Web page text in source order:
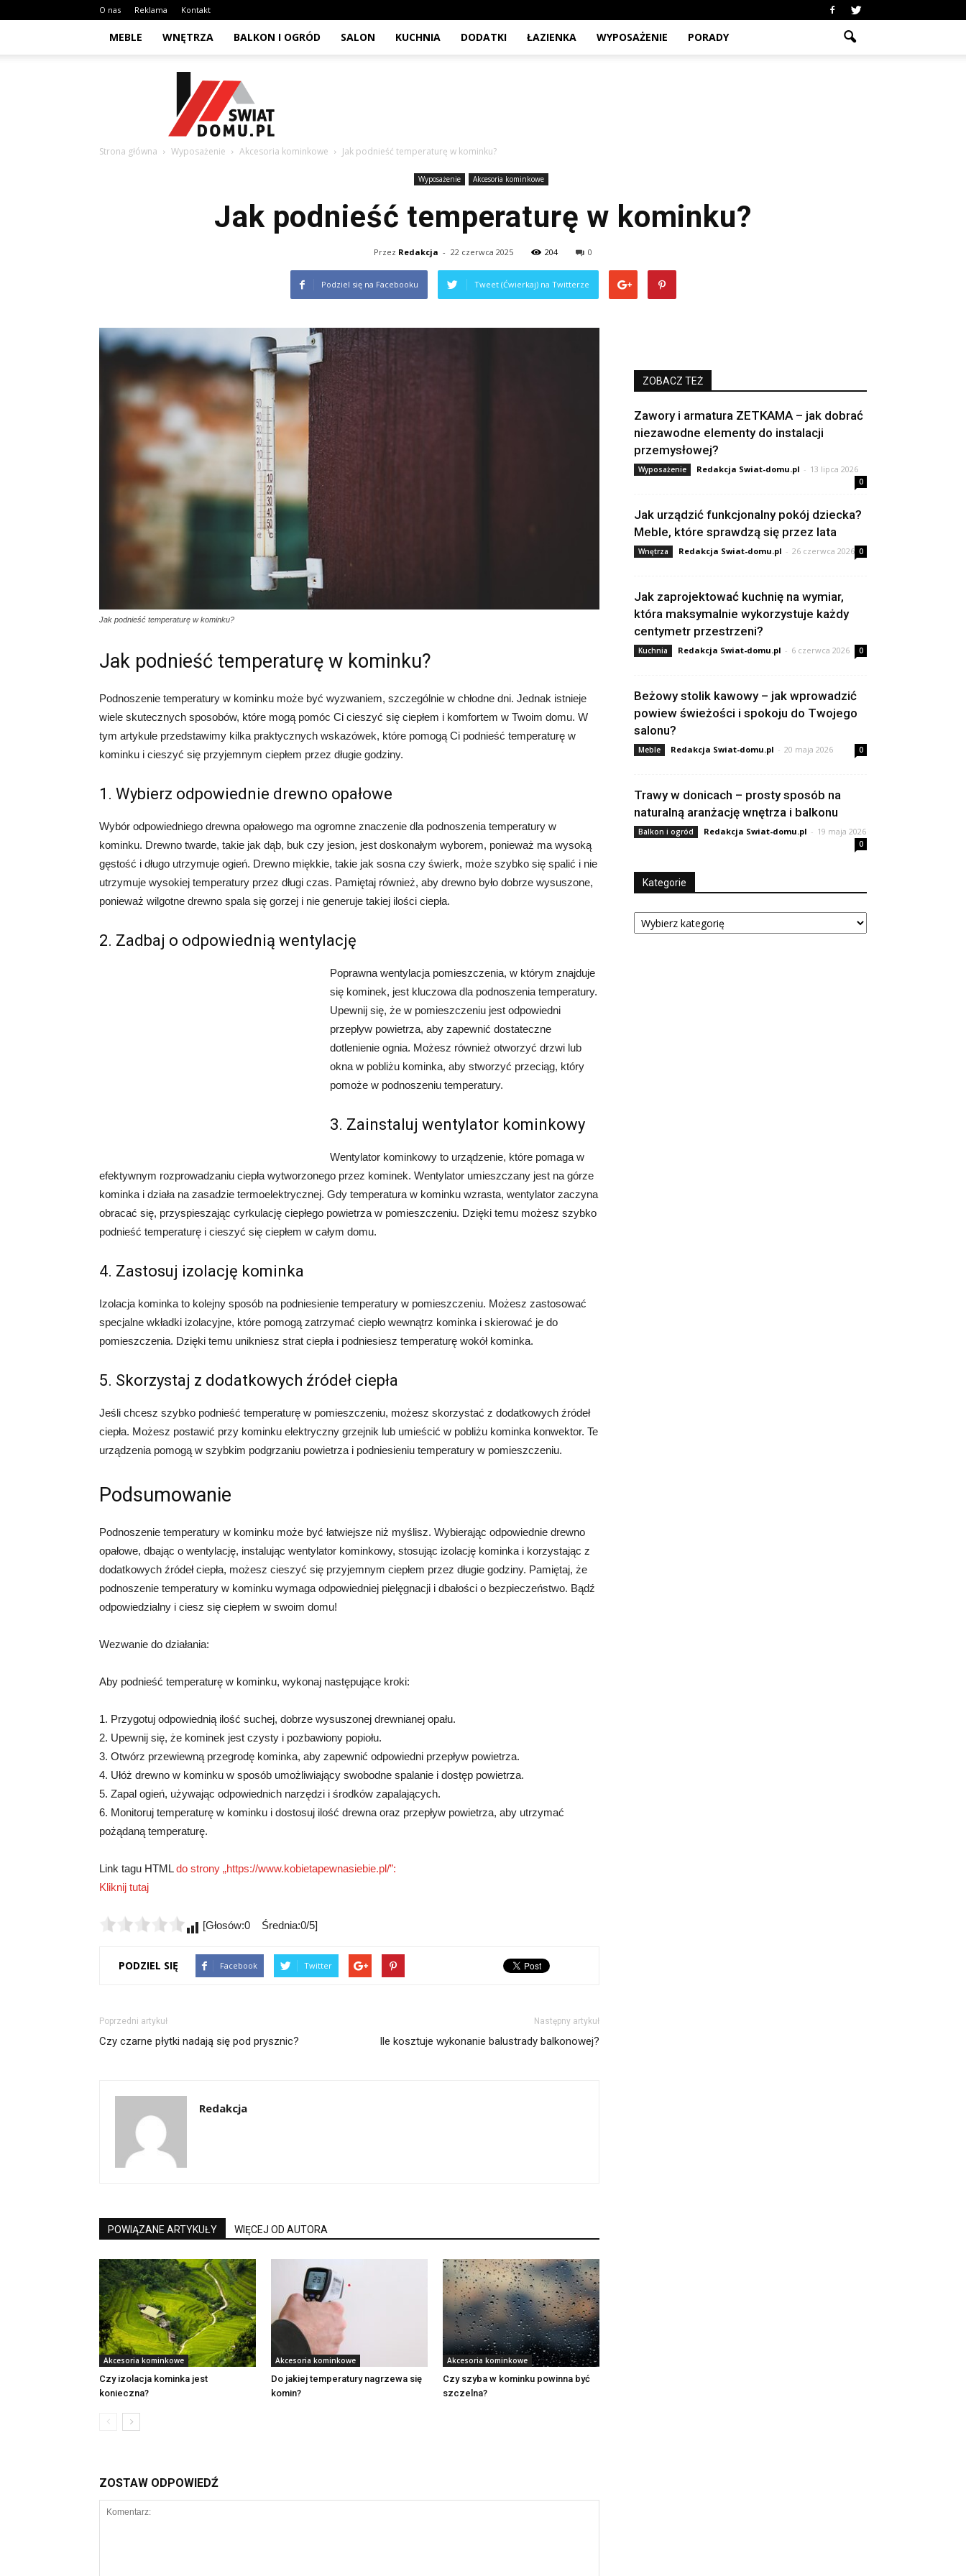
O nas Reklama Kontakt
MEBLE WNĘTRZA BALKON I OGRÓD SALON KUCHNIA DODATKI ŁAZIENKA WYPOSAŻENIE PORADY
Strona główna Wyposażenie Akcesoria kominkowe Jak podnieść temperaturę w kominku?
Wyposażenie Akcesoria kominkowe
Jak podnieść temperaturę w kominku?
Przez Redakcja - 22 czerwca 2025 204 0
Podziel się na Facebooku Tweet (Ćwierkaj) na Twitterze
Jak podnieść temperaturę w kominku?
Jak podnieść temperaturę w kominku?
Podnoszenie temperatury w kominku może być wyzwaniem, szczególnie w chłodne dni. Jednak istnieje
wiele skutecznych sposobów, które mogą pomóc Ci cieszyć się ciepłem i komfortem w Twoim domu. W
tym artykule przedstawimy kilka praktycznych wskazówek, które pomogą Ci podnieść temperaturę w
kominku i cieszyć się przyjemnym ciepłem przez długie godziny.
1. Wybierz odpowiednie drewno opałowe
Wybór odpowiedniego drewna opałowego ma ogromne znaczenie dla podnoszenia temperatury w
kominku. Drewno twarde, takie jak dąb, buk czy jesion, jest doskonałym wyborem, ponieważ ma wysoką
gęstość i długo utrzymuje ogień. Drewno miękkie, takie jak sosna czy świerk, może szybko się spalić i nie
utrzymuje wysokiej temperatury przez długi czas. Pamiętaj również, aby drewno było dobrze wysuszone,
ponieważ wilgotne drewno spala się gorzej i nie generuje takiej ilości ciepła.
2. Zadbaj o odpowiednią wentylację
Poprawna wentylacja pomieszczenia, w którym znajduje
się kominek, jest kluczowa dla podnoszenia temperatury.
Upewnij się, że w pomieszczeniu jest odpowiedni
przepływ powietrza, aby zapewnić dostateczne
dotlenienie ognia. Możesz również otworzyć drzwi lub
okna w pobliżu kominka, aby stworzyć przeciąg, który
pomoże w podnoszeniu temperatury.
3. Zainstaluj wentylator kominkowy
Wentylator kominkowy to urządzenie, które pomaga w
efektywnym rozprowadzaniu ciepła wytworzonego przez kominek. Wentylator umieszczany jest na górze
kominka i działa na zasadzie termoelektrycznej. Gdy temperatura w kominku wzrasta, wentylator zaczyna
obracać się, przyspieszając cyrkulację ciepłego powietrza w pomieszczeniu. Dzięki temu możesz szybko
podnieść temperaturę i cieszyć się ciepłem w całym domu.
4. Zastosuj izolację kominka
Izolacja kominka to kolejny sposób na podniesienie temperatury w pomieszczeniu. Możesz zastosować
specjalne wkładki izolacyjne, które pomogą zatrzymać ciepło wewnątrz kominka i skierować je do
pomieszczenia. Dzięki temu unikniesz strat ciepła i podniesiesz temperaturę wokół kominka.
5. Skorzystaj z dodatkowych źródeł ciepła
Jeśli chcesz szybko podnieść temperaturę w pomieszczeniu, możesz skorzystać z dodatkowych źródeł
ciepła. Możesz postawić przy kominku elektryczny grzejnik lub umieścić w pobliżu kominka konwektor. Te
urządzenia pomogą w szybkim podgrzaniu powietrza i podniesieniu temperatury w pomieszczeniu.
Podsumowanie
Podnoszenie temperatury w kominku może być łatwiejsze niż myślisz. Wybierając odpowiednie drewno
opałowe, dbając o wentylację, instalując wentylator kominkowy, stosując izolację kominka i korzystając z
dodatkowych źródeł ciepła, możesz cieszyć się przyjemnym ciepłem przez długie godziny. Pamiętaj, że
podnoszenie temperatury w kominku wymaga odpowiedniej pielęgnacji i dbałości o bezpieczeństwo. Bądź
odpowiedzialny i ciesz się ciepłem w swoim domu!
Wezwanie do działania:
Aby podnieść temperaturę w kominku, wykonaj następujące kroki:
1. Przygotuj odpowiednią ilość suchej, dobrze wysuszonej drewnianej opału.
2. Upewnij się, że kominek jest czysty i pozbawiony popiołu.
3. Otwórz przewiewną przegrodę kominka, aby zapewnić odpowiedni przepływ powietrza.
4. Ułóż drewno w kominku w sposób umożliwiający swobodne spalanie i dostęp powietrza.
5. Zapal ogień, używając odpowiednich narzędzi i środków zapalających.
6. Monitoruj temperaturę w kominku i dostosuj ilość drewna oraz przepływ powietrza, aby utrzymać
pożądaną temperaturę.
Link tagu HTMLdo strony „https://www.kobietapewnasiebie.pl/”:
Kliknij tutaj
[Głosów:0 Średnia:0/5]
PODZIEL SIĘ Facebook Twitter
Poprzedni artykuł
Czy czarne płytki nadają się pod prysznic?
Następny artykuł
Ile kosztuje wykonanie balustrady balkonowej?
Redakcja
POWIĄZANE ARTYKUŁY WIĘCEJ OD AUTORA
Akcesoria kominkowe
Czy izolacja kominka jest
konieczna?
Akcesoria kominkowe
Do jakiej temperatury nagrzewa się
komin?
Akcesoria kominkowe
Czy szyba w kominku powinna być
szczelna?
ZOSTAW ODPOWIEDŹ
ZOBACZ TEŻ
Zawory i armatura ZETKAMA – jak dobrać
niezawodne elementy do instalacji
przemysłowej?
Wyposażenie Redakcja Swiat-domu.pl - 13 lipca 2026
0
Jak urządzić funkcjonalny pokój dziecka?
Meble, które sprawdzą się przez lata
Wnętrza Redakcja Swiat-domu.pl - 26 czerwca 2026 0
Jak zaprojektować kuchnię na wymiar,
która maksymalnie wykorzystuje każdy
centymetr przestrzeni?
Kuchnia Redakcja Swiat-domu.pl - 6 czerwca 2026 0
Beżowy stolik kawowy – jak wprowadzić
powiew świeżości i spokoju do Twojego
salonu?
Meble Redakcja Swiat-domu.pl - 20 maja 2026 0
Trawy w donicach – prosty sposób na
naturalną aranżację wnętrza i balkonu
Balkon i ogród Redakcja Swiat-domu.pl - 19 maja 2026
0
Kategorie
Kategorie